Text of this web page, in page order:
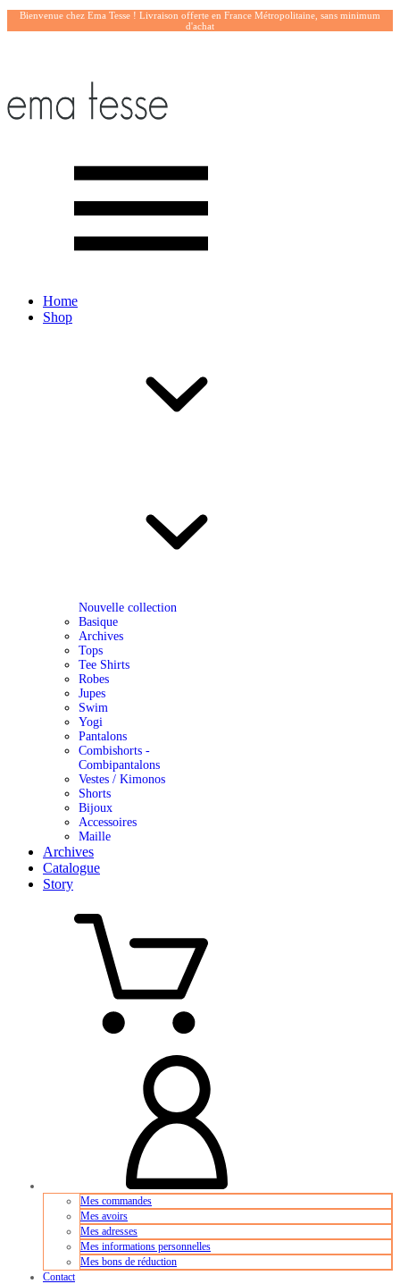
Bienvenue chez Ema Tesse ! Livraison offerte en France Métropolitaine, sans minimum
d'achat
Home
Shop
Nouvelle collection
Basique
Archives
Tops
Tee Shirts
Robes
Jupes
Swim
Yogi
Pantalons
Combishorts -
Combipantalons
Vestes / Kimonos
Shorts
Bijoux
Accessoires
Maille
Archives
Catalogue
Story
Mes commandes
Mes avoirs
Mes adresses
Mes informations personnelles
Mes bons de réduction
Contact